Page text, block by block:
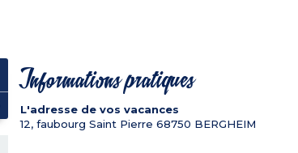
Informations pratiques
L'adresse de vos vacances
12, faubourg Saint Pierre 68750 BERGHEIM